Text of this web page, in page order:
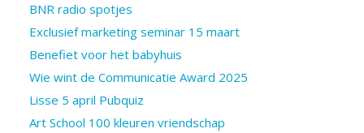
BNR radio spotjes
Exclusief marketing seminar 15 maart
Benefiet voor het babyhuis
Wie wint de Communicatie Award 2025
Lisse 5 april Pubquiz
Art School 100 kleuren vriendschap